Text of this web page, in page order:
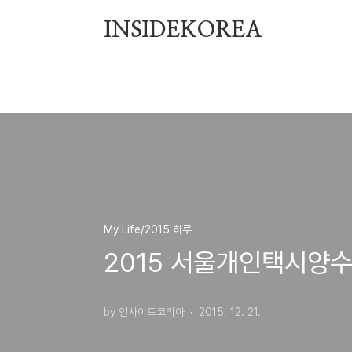
INSIDEKOREA
My Life/2015 하루
2015 서울개인택시양
by 인사이드코리아 2015. 12. 21.